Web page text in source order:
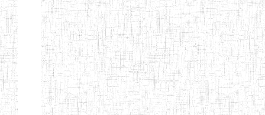
Chercher:
Effacer les filtres
Denomination
Type